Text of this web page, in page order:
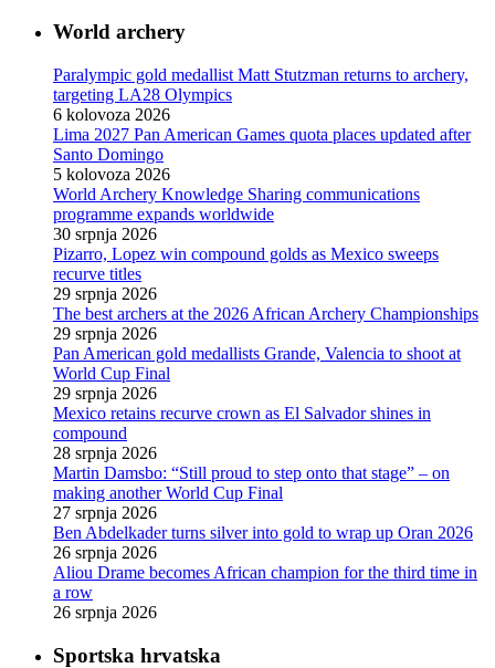
World archery
Paralympic gold medallist Matt Stutzman returns to archery,
targeting LA28 Olympics
6 kolovoza 2026
Lima 2027 Pan American Games quota places updated after
Santo Domingo
5 kolovoza 2026
World Archery Knowledge Sharing communications
programme expands worldwide
30 srpnja 2026
Pizarro, Lopez win compound golds as Mexico sweeps
recurve titles
29 srpnja 2026
The best archers at the 2026 African Archery Championships
29 srpnja 2026
Pan American gold medallists Grande, Valencia to shoot at
World Cup Final
29 srpnja 2026
Mexico retains recurve crown as El Salvador shines in
compound
28 srpnja 2026
Martin Damsbo: “Still proud to step onto that stage” – on
making another World Cup Final
27 srpnja 2026
Ben Abdelkader turns silver into gold to wrap up Oran 2026
26 srpnja 2026
Aliou Drame becomes African champion for the third time in
a row
26 srpnja 2026
Sportska hrvatska